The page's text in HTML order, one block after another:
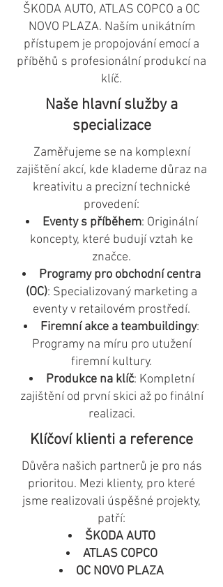
ŠKODA AUTO, ATLAS COPCO a OC
NOVO PLAZA. Naším unikátním
přístupem je propojování emocí a
příběhů s profesionální produkcí na
klíč.
Naše hlavní služby a
specializace
Zaměřujeme se na komplexní
zajištění akcí, kde klademe důraz na
kreativitu a precizní technické
provedení:
Eventy s příběhem: Originální
koncepty, které budují vztah ke
značce.
Programy pro obchodní centra
(OC): Specializovaný marketing a
eventy v retailovém prostředí.
Firemní akce a teambuildingy:
Programy na míru pro utužení
firemní kultury.
Produkce na klíč: Kompletní
zajištění od první skici až po finální
realizaci.
Klíčoví klienti a reference
Důvěra našich partnerů je pro nás
prioritou. Mezi klienty, pro které
jsme realizovali úspěšné projekty,
patří:
ŠKODA AUTO
ATLAS COPCO
OC NOVO PLAZA